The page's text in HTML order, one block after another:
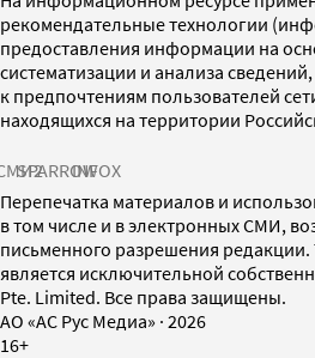
рекомендательные технологии
предоставления информации на
систематизации и анализа
к предпочтениям пользователей
находящихся на территории
SPARROWINFOX
Перепечатка материалов и
в том числе и в электронных СМИ,
письменного разрешения
является исключительной
Pte. Limited. Все права защищены.
AO «АС Рус Медиа» · 2026
16+